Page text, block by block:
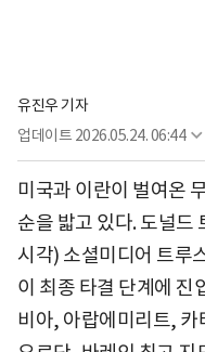
유진우 기자
업데이트 2026.05.24. 06:44
미국과 이란이 벌여온
순을 밟고 있다. 도널드
시각) 소셜미디어 트루
이 최종 타결 단계에 진
비아, 아랍에미리트,